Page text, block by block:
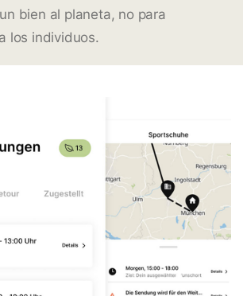
bien al planeta, no para
los individuos.